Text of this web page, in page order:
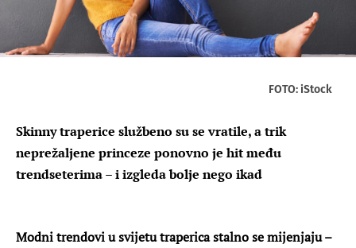
FOTO: iStock
Skinny traperice službeno su se vratile, a trik
neprežaljene princeze ponovno je hit među
trendseterima – i izgleda bolje nego ikad
Modni trendovi u svijetu traperica stalno se mijenjaju –